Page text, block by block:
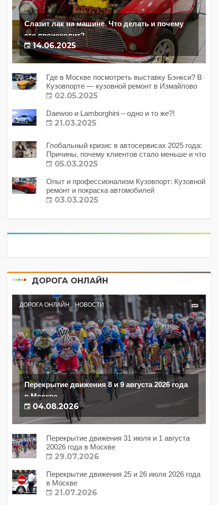
Слазит лак на машине. Что делать и почему
это происходит?
14.06.2025
Где в Москве посмотреть выставку Бэнкси? В
Кузовпорте — кузовной ремонт в Измайлово
02.05.2025
Daewoo и Lamborghini – одно и то же?!
21.03.2025
Глобальный кризис в автосервисах 2025 года:
Причины, почему клиентов стало меньше и что
с этим делать?
05.03.2025
Опыт и профессионализм Кузовпорт: Кузовной
ремонт и покраска автомобилей
03.03.2025
ДОРОГА ОНЛАЙН
ДОРОГА ОНЛАЙН НОВОСТИ
Перекрытие движения 8 и 9 августа 2026 года
в Москве
04.08.2026
Перекрытие движения 31 июля и 1 августа
20026 года в Москве
29.07.2026
Перекрытие движения 25 и 26 июля 2026 года
в Москве
21.07.2026